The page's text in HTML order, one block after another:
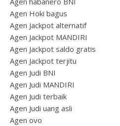
Agen Hoki bagus
Agen Jackpot alternatif
Agen Jackpot MANDIRI
Agen Jackpot saldo gratis
Agen Jackpot terjitu
Agen Judi BNI
Agen Judi MANDIRI
Agen Judi terbaik
Agen Judi uang asli
Agen ovo